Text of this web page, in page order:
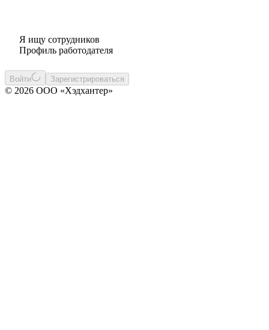
Я ищу сотрудников
Профиль работодателя
Войти Зарегистрироваться
© 2026 ООО «Хэдхантер»